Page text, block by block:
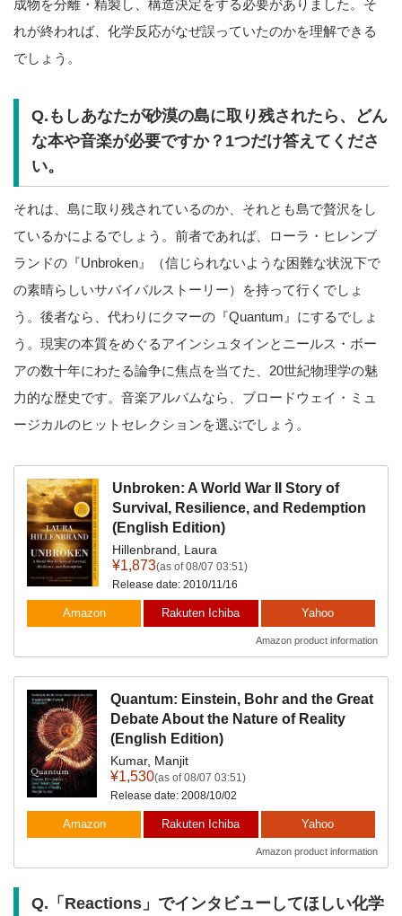
成物を分離・精製し、構造決定をする必要がありました。そ
れが終われば、化学反応がなぜ誤っていたのかを理解できる
でしょう。
Q.もしあなたが砂漠の島に取り残されたら、どん
な本や音楽が必要ですか？1つだけ答えてくださ
い。
それは、島に取り残されているのか、それとも島で贅沢をし
ているかによるでしょう。前者であれば、ローラ・ヒレンブ
ランドの『Unbroken』（信じられないような困難な状況下で
の素晴らしいサバイバルストーリー）を持って行くでしょ
う。後者なら、代わりにクマーの『Quantum』にするでしょ
う。現実の本質をめぐるアインシュタインとニールス・ボー
アの数十年にわたる論争に焦点を当てた、20世紀物理学の魅
力的な歴史です。音楽アルバムなら、ブロードウェイ・ミュ
ージカルのヒットセレクションを選ぶでしょう。
Unbroken: A World War II Story of
Survival, Resilience, and Redemption
(English Edition)
Hillenbrand, Laura
¥1,873(as of 08/07 03:51)
Release date: 2010/11/16
Amazon Rakuten Ichiba Yahoo
Amazon product information
Quantum: Einstein, Bohr and the Great
Debate About the Nature of Reality
(English Edition)
Kumar, Manjit
¥1,530(as of 08/07 03:51)
Release date: 2008/10/02
Amazon Rakuten Ichiba Yahoo
Amazon product information
Q.「Reactions」でインタビューしてほしい化学